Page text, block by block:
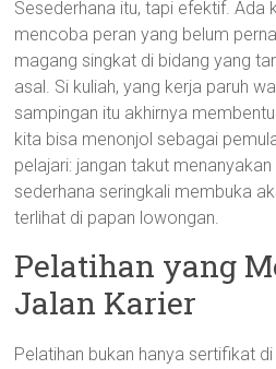
Sesederhana itu, tapi efektif. Ada
mencoba peran yang belum
magang singkat di bidang yang
asal. Si kuliah, yang kerja paruh
sampingan itu akhirnya
kita bisa menonjol sebagai
pelajari: jangan takut
sederhana seringkali membuka
terlihat di papan lowongan.
Pelatihan yang
Jalan Karier
Pelatihan bukan hanya sertifikat